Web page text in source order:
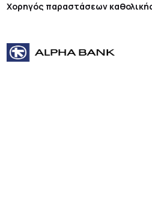
Χορηγός παραστάσεων